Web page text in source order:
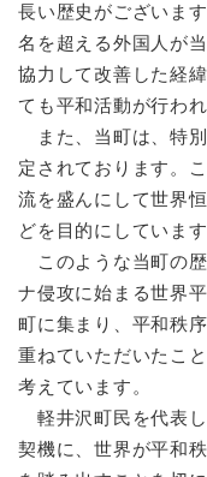
長い歴史がございま
名を超える外国人が
協力して改善した経
ても平和活動が行わ
また、当町は、特
定されております。
流を盛んにして世界
どを目的にしています
このような当町の
ナ侵攻に始まる世界
町に集まり、平和秩
重ねていただいたこ
考えています。
軽井沢町民を代表
契機に、世界が平和